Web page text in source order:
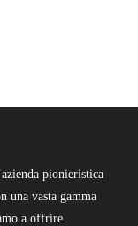
pionieristica
una vasta gamma
a offrire